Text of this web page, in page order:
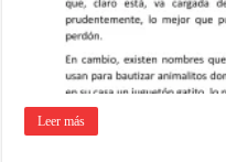
Leer más